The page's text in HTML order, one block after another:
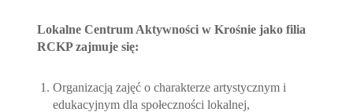
Lokalne Centrum Aktywności w Krośnie jako filia
RCKP zajmuje się:
Organizacją zajęć o charakterze artystycznym i
edukacyjnym dla społeczności lokalnej,